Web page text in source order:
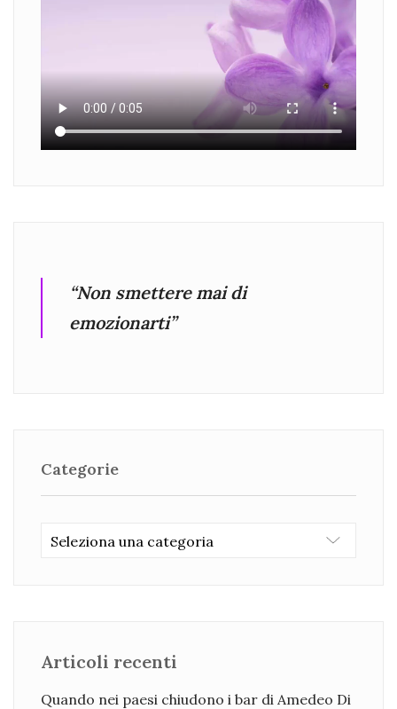
“Non smettere mai di
emozionarti”
Categorie
Categorie
Articoli recenti
Quando nei paesi chiudono i bar di Amedeo Di